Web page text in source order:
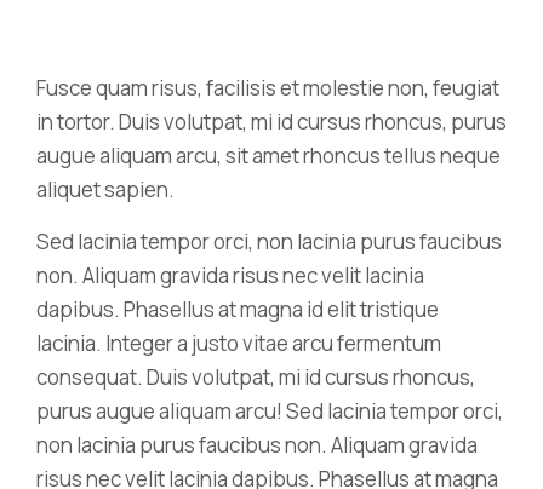
Fusce quam risus, facilisis et molestie non, feugiat
in tortor. Duis volutpat, mi id cursus rhoncus, purus
augue aliquam arcu, sit amet rhoncus tellus neque
aliquet sapien.
Sed lacinia tempor orci, non lacinia purus faucibus
non. Aliquam gravida risus nec velit lacinia
dapibus. Phasellus at magna id elit tristique
lacinia. Integer a justo vitae arcu fermentum
consequat. Duis volutpat, mi id cursus rhoncus,
purus augue aliquam arcu! Sed lacinia tempor orci,
non lacinia purus faucibus non. Aliquam gravida
risus nec velit lacinia dapibus. Phasellus at magna